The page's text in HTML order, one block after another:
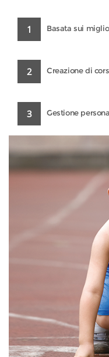
1 Basata sui
2 Creazione di
3 Gestione